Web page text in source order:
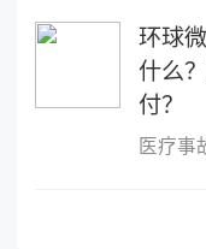
环球
什么
付？